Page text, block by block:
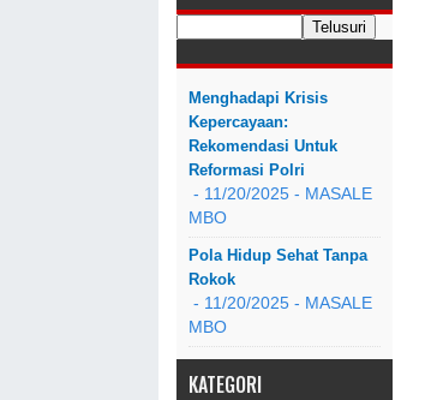
Menghadapi Krisis
Kepercayaan:
Rekomendasi Untuk
Reformasi Polri
- 11/20/2025 - MASALE
MBO
Pola Hidup Sehat Tanpa
Rokok
- 11/20/2025 - MASALE
MBO
KATEGORI